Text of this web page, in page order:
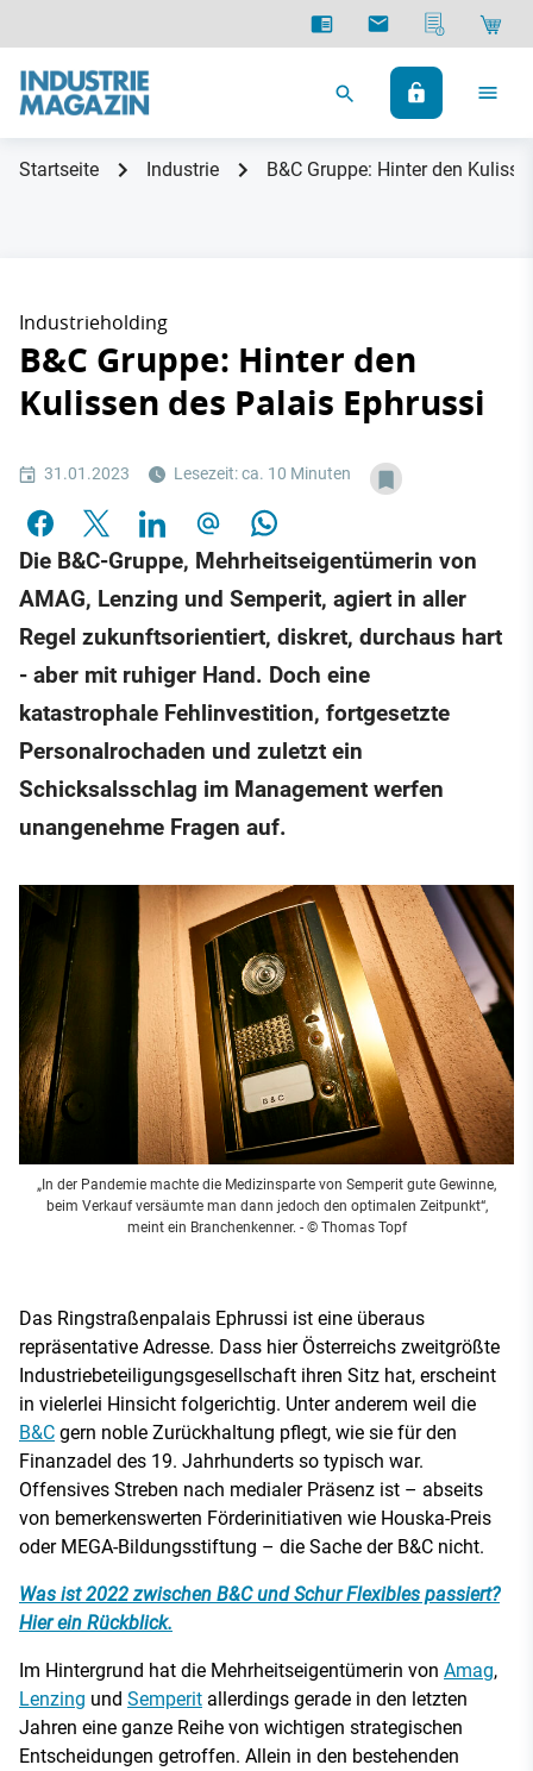
Startseite Industrie B&C Gruppe: Hinter den
Industrieholding
B&C Gruppe: Hinter den
Kulissen des Palais Ephrussi
31.01.2023 Lesezeit: ca. 10 Minuten
Die B&C-Gruppe, Mehrheitseigentümerin von
AMAG, Lenzing und Semperit, agiert in aller
Regel zukunftsorientiert, diskret, durchaus hart
- aber mit ruhiger Hand. Doch eine
katastrophale Fehlinvestition, fortgesetzte
Personalrochaden und zuletzt ein
Schicksalsschlag im Management werfen
unangenehme Fragen auf.
„In der Pandemie machte die Medizinsparte von Semperit gute Gewinne,
beim Verkauf versäumte man dann jedoch den optimalen Zeitpunkt“,
meint ein Branchenkenner. - © Thomas Topf
Das Ringstraßenpalais Ephrussi ist eine überaus
repräsentative Adresse. Dass hier Österreichs zweitgrößte
Industriebeteiligungsgesellschaft ihren Sitz hat, erscheint
in vielerlei Hinsicht folgerichtig. Unter anderem weil die
B&C gern noble Zurückhaltung pflegt, wie sie für den
Finanzadel des 19. Jahrhunderts so typisch war.
Offensives Streben nach medialer Präsenz ist – abseits
von bemerkenswerten Förderinitiativen wie Houska-Preis
oder MEGA-Bildungsstiftung – die Sache der B&C nicht.
Was ist 2022 zwischen B&C und Schur Flexibles passiert?
Hier ein Rückblick.
Im Hintergrund hat die Mehrheitseigentümerin von Amag,
Lenzing und Semperit allerdings gerade in den letzten
Jahren eine ganze Reihe von wichtigen strategischen
Entscheidungen getroffen. Allein in den bestehenden